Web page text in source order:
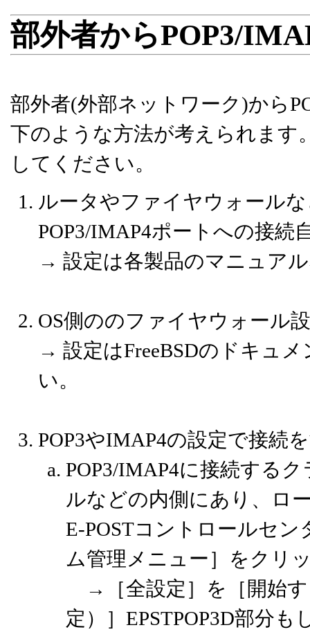
部外者からPOP3/
部外者(外部ネットワーク)から
下のような方法が考えられます
してください。
ルータやファイヤウォール
POP3/IMAP4ポートへの接続
→ 設定は各製品のマニュア
OS側ののファイヤウォール
→ 設定はFreeBSDのドキュ
い。
POP3やIMAP4の設定で接続
POP3/IMAP4に接続する
ルなどの内側にあり、ロ
E-POSTコントロールセ
ム管理メニュー］をクリ
→［全設定］を［開始
定）］EPSTPOP3D部分も